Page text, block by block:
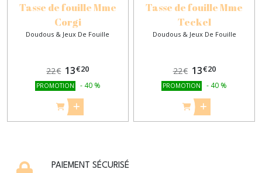
Tasse de fouille Mme
Corgi
Doudous & Jeux De Fouille
22€ 13€20
PROMOTION - 40 %
Tasse de fouille Mme
Teckel
Doudous & Jeux De Fouille
22€ 13€20
PROMOTION - 40 %
PAIEMENT SÉCURISÉ